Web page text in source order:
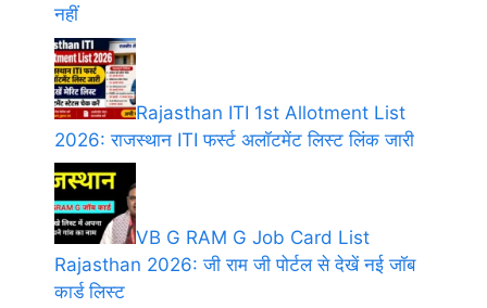
नहीं
Rajasthan ITI 1st Allotment List
2026: राजस्थान ITI फर्स्ट अलॉटमेंट लिस्ट लिंक जारी
VB G RAM G Job Card List
Rajasthan 2026: जी राम जी पोर्टल से देखें नई जॉब
कार्ड लिस्ट